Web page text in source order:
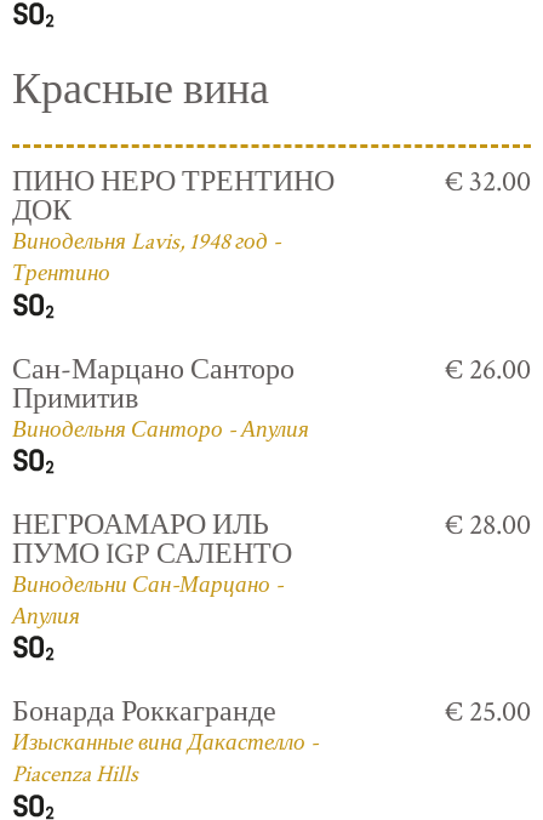
Красные вина
ПИНО НЕРО ТРЕНТИНО
ДОК
Винодельня Lavis, 1948 год -
Трентино
€ 32.00
Сан-Марцано Санторо
Примитив
Винодельня Санторо - Апулия
€ 26.00
НЕГРОАМАРО ИЛЬ
ПУМО IGP САЛЕНТО
Винодельни Сан-Марцано -
Апулия
€ 28.00
Бонарда Роккагранде
Изысканные вина Дакастелло -
Piacenza Hills
€ 25.00